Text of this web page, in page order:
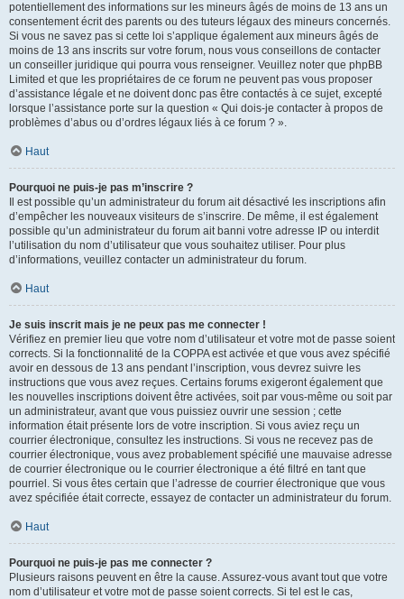
potentiellement des informations sur les mineurs âgés de moins de 13 ans un
consentement écrit des parents ou des tuteurs légaux des mineurs concernés.
Si vous ne savez pas si cette loi s’applique également aux mineurs âgés de
moins de 13 ans inscrits sur votre forum, nous vous conseillons de contacter
un conseiller juridique qui pourra vous renseigner. Veuillez noter que phpBB
Limited et que les propriétaires de ce forum ne peuvent pas vous proposer
d’assistance légale et ne doivent donc pas être contactés à ce sujet, excepté
lorsque l’assistance porte sur la question « Qui dois-je contacter à propos de
problèmes d’abus ou d’ordres légaux liés à ce forum ? ».
Haut
Pourquoi ne puis-je pas m’inscrire ?
Il est possible qu’un administrateur du forum ait désactivé les inscriptions afin
d’empêcher les nouveaux visiteurs de s’inscrire. De même, il est également
possible qu’un administrateur du forum ait banni votre adresse IP ou interdit
l’utilisation du nom d’utilisateur que vous souhaitez utiliser. Pour plus
d’informations, veuillez contacter un administrateur du forum.
Haut
Je suis inscrit mais je ne peux pas me connecter !
Vérifiez en premier lieu que votre nom d’utilisateur et votre mot de passe soient
corrects. Si la fonctionnalité de la COPPA est activée et que vous avez spécifié
avoir en dessous de 13 ans pendant l’inscription, vous devrez suivre les
instructions que vous avez reçues. Certains forums exigeront également que
les nouvelles inscriptions doivent être activées, soit par vous-même ou soit par
un administrateur, avant que vous puissiez ouvrir une session ; cette
information était présente lors de votre inscription. Si vous aviez reçu un
courrier électronique, consultez les instructions. Si vous ne recevez pas de
courrier électronique, vous avez probablement spécifié une mauvaise adresse
de courrier électronique ou le courrier électronique a été filtré en tant que
pourriel. Si vous êtes certain que l’adresse de courrier électronique que vous
avez spécifiée était correcte, essayez de contacter un administrateur du forum.
Haut
Pourquoi ne puis-je pas me connecter ?
Plusieurs raisons peuvent en être la cause. Assurez-vous avant tout que votre
nom d’utilisateur et votre mot de passe soient corrects. Si tel est le cas,